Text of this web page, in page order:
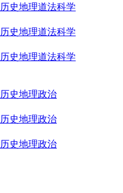
历史地理道法科学
历史地理道法科学
历史地理道法科学
‌历史‌地理‌‌政治‌
‌历史‌地理‌‌政治‌
‌历史‌地理‌政治